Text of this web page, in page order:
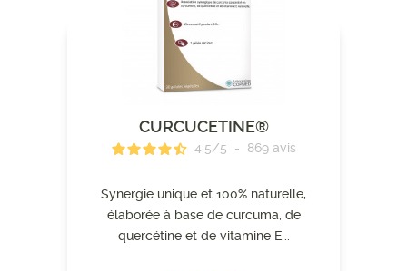
CURCUCETINE®
4.5/5 - 869 avis
Synergie unique et 100% naturelle,
élaborée à base de curcuma, de
quercétine et de vitamine E...